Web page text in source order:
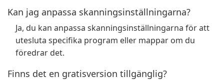
Kan jag anpassa skanningsinställningarna?
Ja, du kan anpassa skanningsinställningarna för att
utesluta specifika program eller mappar om du
föredrar det.
Finns det en gratisversion tillgänglig?